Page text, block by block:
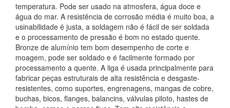
temperatura. Pode ser usado na atmosfera, água doce e
água do mar. A resistência de corrosão média é muito boa, a
usinabilidade é justa, a soldagem não é fácil de ser soldada
e o processamento de pressão é bom no estado quente.
Bronze de alumínio tem bom desempenho de corte e
moagem, pode ser soldado e é facilmente formado por
processamento a quente. A liga é usada principalmente para
fabricar peças estruturais de alta resistência e desgaste-
resistentes, como suportes, engrenagens, mangas de cobre,
buchas, bicos, flanges, balancins, válvulas piloto, hastes de